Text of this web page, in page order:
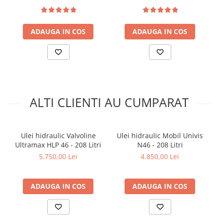
Pivot suspensie
Ambreiaj
► Accesorii auto
■ Huse scaune auto
■ Becuri auto
■ Accesorii auto exterior
■ Intretinere auto
■ Siguranta auto
■ Electrice
■ Truse si scule de mana
ADAUGA IN COS ADAUGA IN COS
ALTI CLIENTI AU CUMPARAT
Ulei hidraulic Valvoline
Ultramax HLP 46 - 208 Litri
5.750,00 Lei
ADAUGA IN COS
Ulei hidraulic Mobil Univis
N46 - 208 Litri
4.850,00 Lei
ADAUGA IN COS